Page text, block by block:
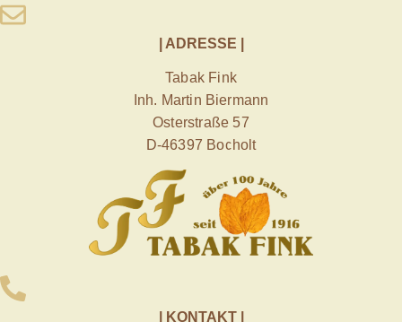
| ADRESSE |
Tabak Fink
Inh. Martin Biermann
Osterstraße 57
D-46397 Bocholt
| KONTAKT |